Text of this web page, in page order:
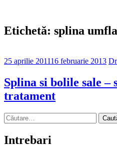
Etichetă: splina
25 aprilie 201116 februarie 2013
Splina si bolile sale –
tratament
Caută
după:
Intrebari